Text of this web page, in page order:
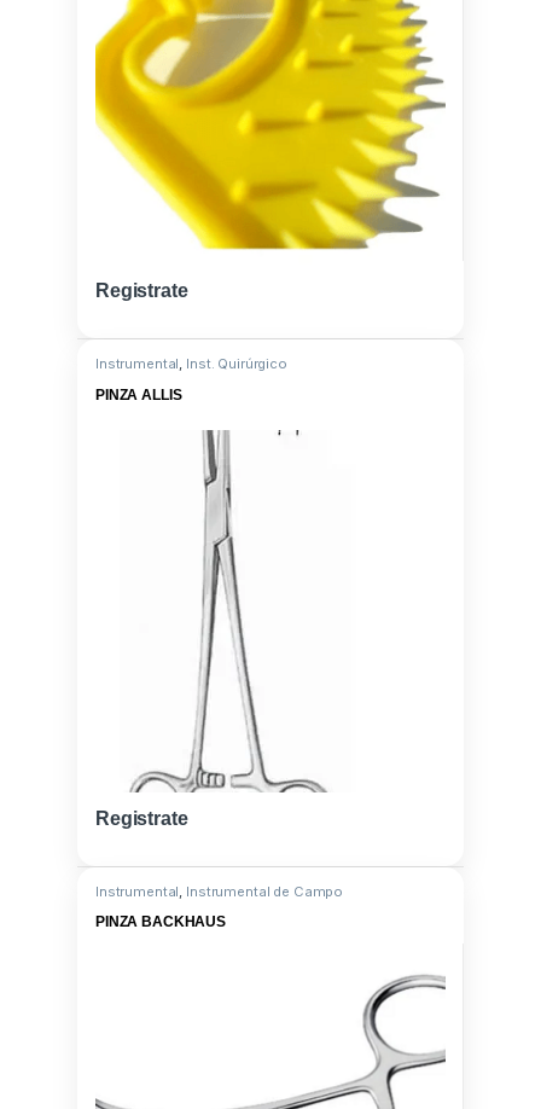
Registrate
Instrumental, Inst. Quirúrgico
PINZA ALLIS
Registrate
Instrumental Instrumental de Campo
PINZA BACKHAUS